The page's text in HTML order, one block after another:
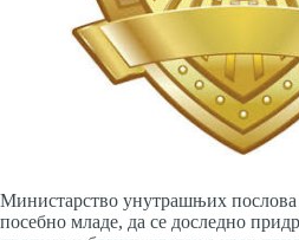
Министарство унутрашњих послова
посебно младе, да се доследно